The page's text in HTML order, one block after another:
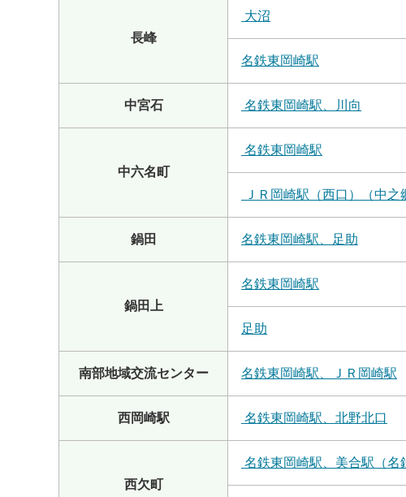
長峰
大沼
名鉄東岡崎駅
中宮石 名鉄東岡崎駅、川向
中六名町
名鉄東岡崎駅
ＪＲ岡崎駅（西口）（中之
鍋田 名鉄東岡崎駅、足助
鍋田上
名鉄東岡崎駅
足助
南部地域交流センター 名鉄東岡崎駅、ＪＲ岡崎駅
西岡崎駅 名鉄東岡崎駅、北野北口
西欠町
名鉄東岡崎駅、美合駅（名